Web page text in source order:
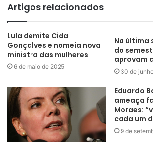
Artigos relacionados
Lula demite Cida
Gonçalves e nomeia nova
ministra das mulheres
6 de maio de 2025
Na última
do
aprovam
30 de
Eduardo
ameaça
Moraes:
cada um
9 de